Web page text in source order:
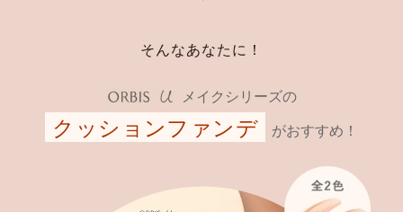
そんなあなたに！
メイクシリーズの
クッションファンデ がおすすめ！